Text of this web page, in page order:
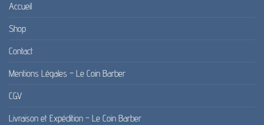
Accueil
Shop
Contact
Mentions Légales – Le Coin Barber
CGV
Livraison et Expédition – Le Coin Barber